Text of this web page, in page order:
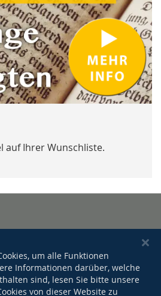
auf Ihrer Wunschliste.
um alle Funktionen
Informationen darüber, welche
sind, lesen Sie bitte unsere
von dieser Website zu